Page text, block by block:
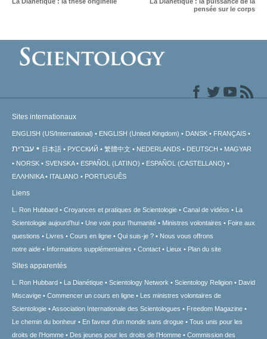
pensée sur le corps
Sites internationaux
ENGLISH (US/International) ENGLISH (United Kingdom) DANSK FRANÇAIS
עברית 日本語 РУССКИЙ 繁體中文 NEDERLANDS DEUTSCH
MAGYAR
NORSK
SVENSKA ESPAÑOL (LATINO)
ESPAÑOL (CASTELLANO)
ΕΛΛΗΝΙΚA
ITALIANO PORTUGUÊS
Liens
L. Ron Hubbard Croyances et pratiques de Scientologie Canal de vidéos
La
Scientologie aujourd’hui
Une voix pour l’humanité Ministres volontaires
Foire aux
questions
Livres Cours en ligne Qui suis-je ?
Nous vous offrons
notre aide
Informations supplémentaires Contact Lieux Plan du site
Sites apparentés
L. Ron Hubbard La Dianétique Scientology Network Scientology Religion
David
Miscavige
Commencer un cours en ligne
Les ministres volontaires de
Scientologie
Association Internationale des Scientologues
Freedom Magazine
Le chemin du bonheur
En faveur d’un monde sans drogue
Tous unis pour les
droits de l’Homme
Des jeunes pour les droits de l’Homme Commission des